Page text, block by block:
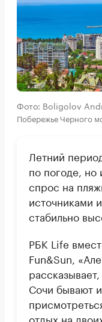
Фото: Boligolov
Побережье Черного
Летний
по погоде, но
спрос на
источниками
стабильно
РБK Life
Fun&Sun,
Сочи бывают
отдых на